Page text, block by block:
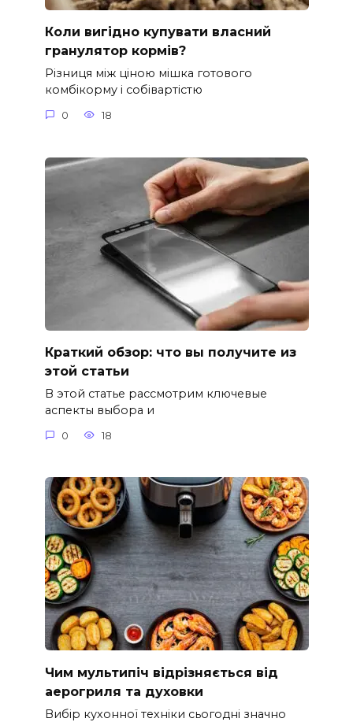
Коли вигідно купувати власний
гранулятор кормів?
Різниця між ціною мішка готового
комбікорму і собівартістю
0 18
Краткий обзор: что вы получите из
этой статьи
В этой статье рассмотрим ключевые
аспекты выбора и
0 18
Чим мультипіч відрізняється від
аерогриля та духовки
Вибір кухонної техніки сьогодні значно